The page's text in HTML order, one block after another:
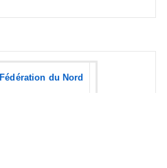
Fédération du Nord